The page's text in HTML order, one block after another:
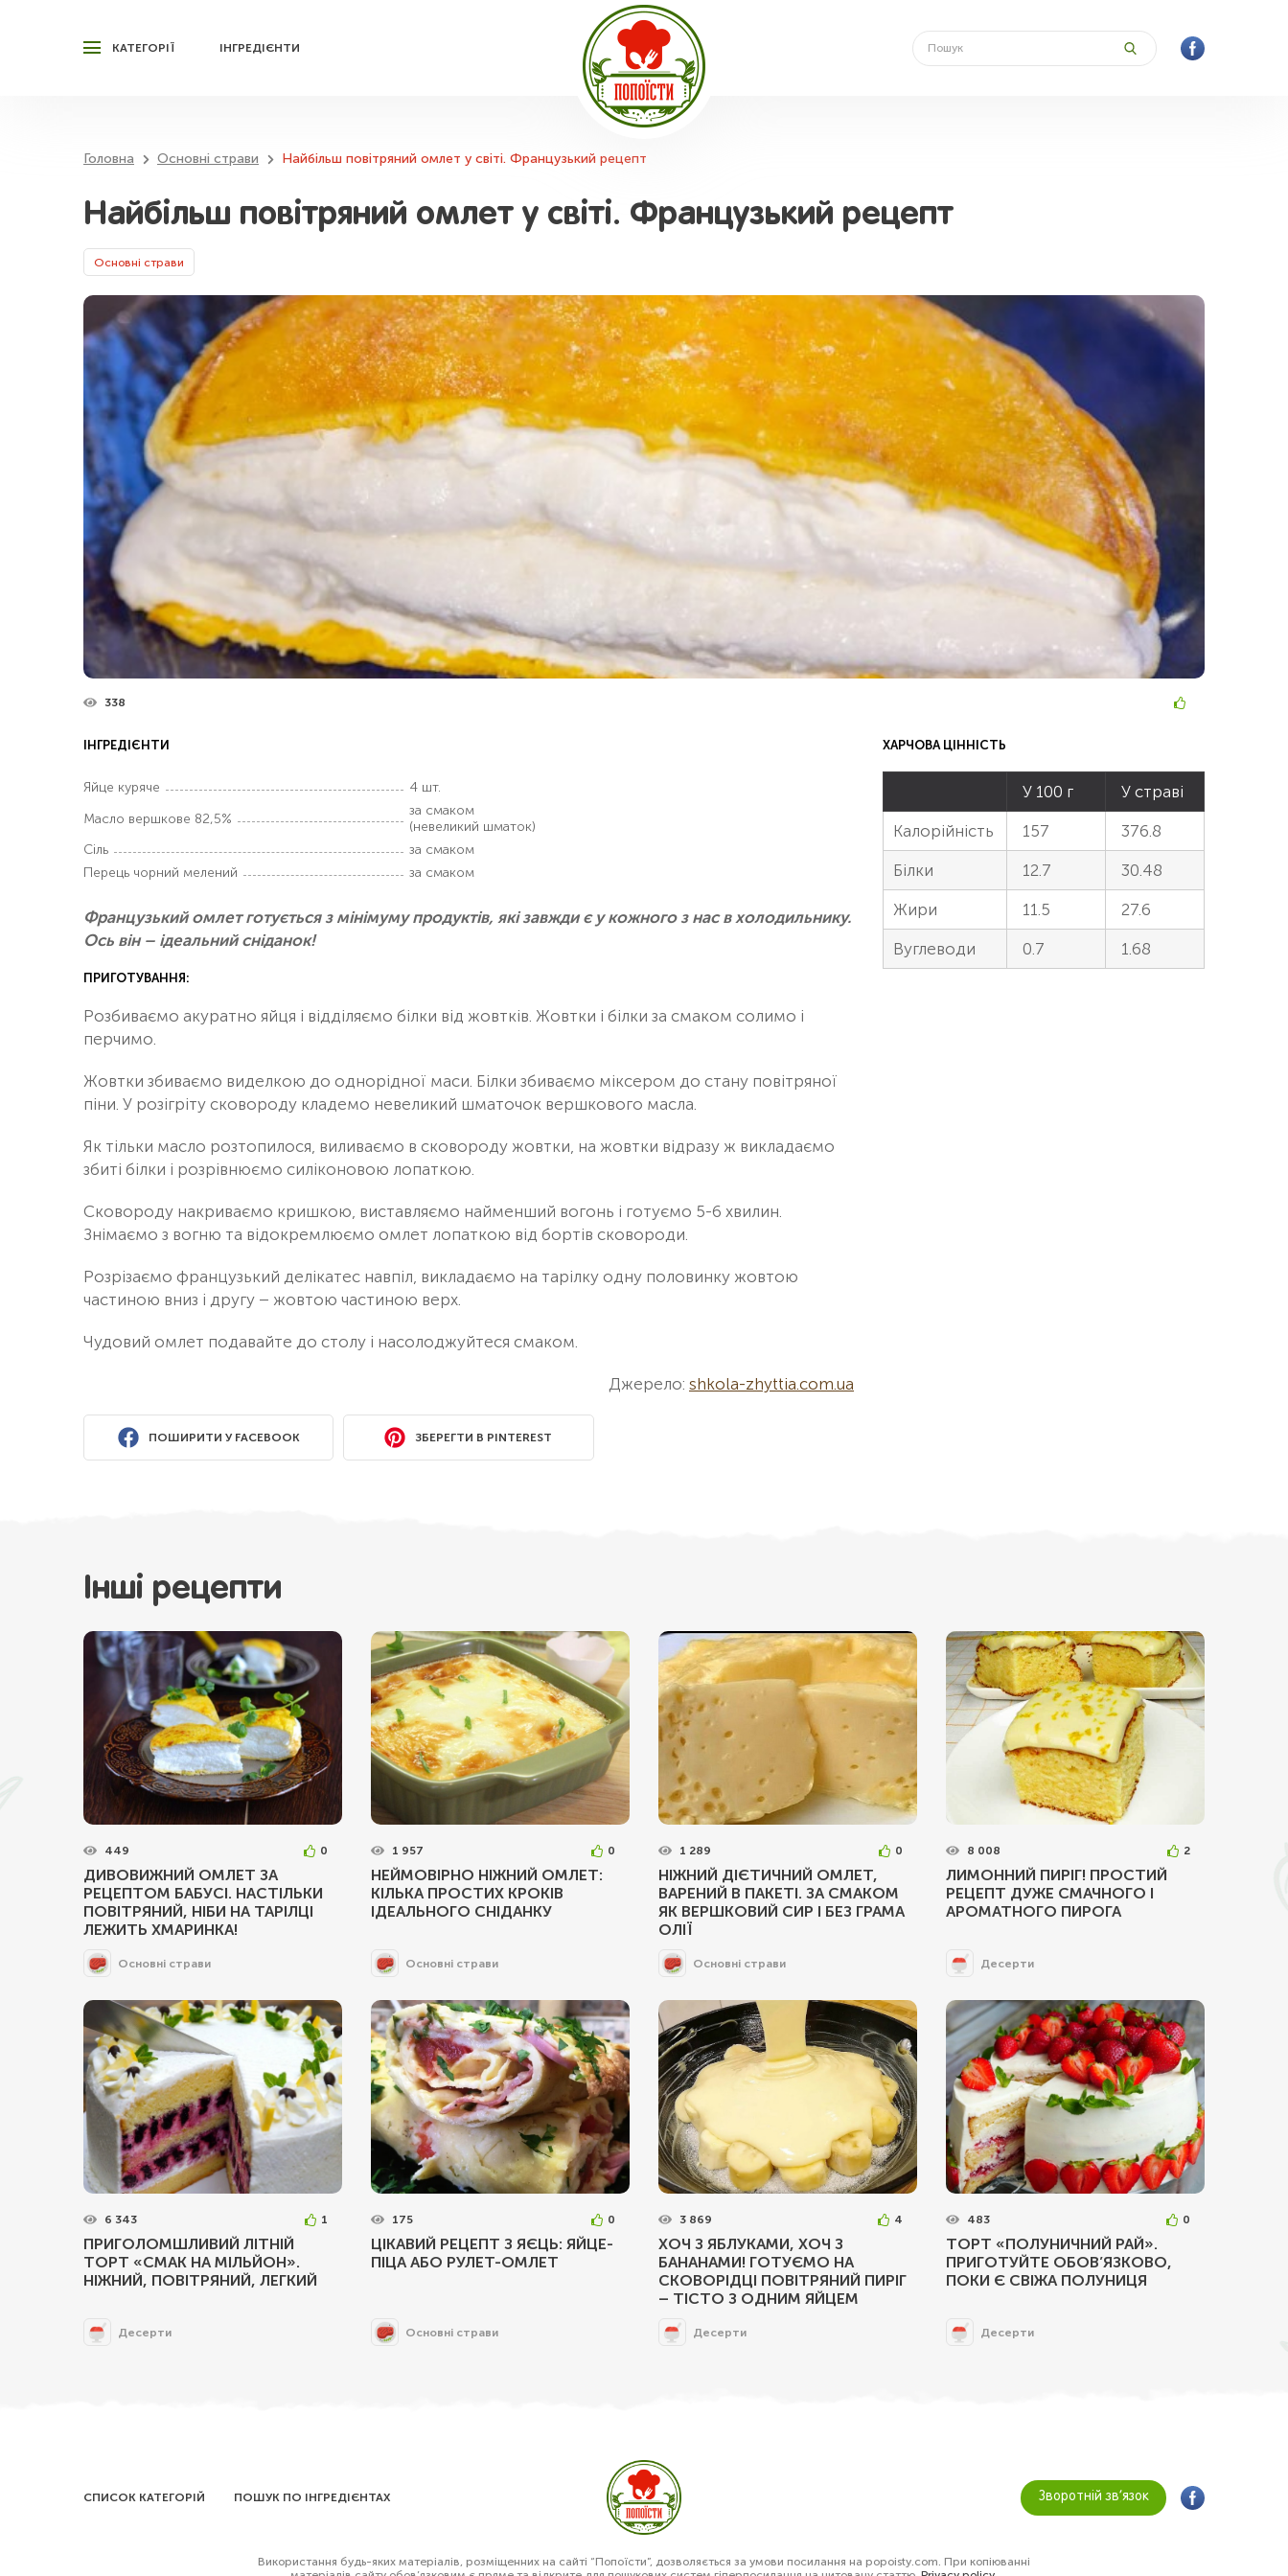
КАТЕГОРІЇ ІНГРЕДІЄНТИ
Головна Основні страви Найбільш повітряний омлет у світі. Французький рецепт
Найбільш повітряний омлет у світі. Французький рецепт
Основні страви
338
ІНГРЕДІЄНТИ
Яйце куряче
4 шт.
Масло вершкове 82,5%
за смаком
(невеликий шматок)
Сіль
за смаком
Перець чорний мелений
за смаком
Французький омлет готується з мінімуму продуктів, які завжди є у кожного з нас в холодильнику.
Ось він – ідеальний сніданок!
ПРИГОТУВАННЯ:
Розбиваємо акуратно яйця і відділяємо білки від жовтків. Жовтки і білки за смаком солимо і
перчимо.
Жовтки збиваємо виделкою до однорідної маси. Білки збиваємо міксером до стану повітряної
піни. У розігріту сковороду кладемо невеликий шматочок вершкового масла.
Як тільки масло розтопилося, виливаємо в сковороду жовтки, на жовтки відразу ж викладаємо
збиті білки і розрівнюємо силіконовою лопаткою.
Сковороду накриваємо кришкою, виставляємо найменший вогонь і готуємо 5-6 хвилин.
Знімаємо з вогню та відокремлюємо омлет лопаткою від бортів сковороди.
Розрізаємо французький делікатес навпіл, викладаємо на тарілку одну половинку жовтою
частиною вниз і другу – жовтою частиною верх.
Чудовий омлет подавайте до столу і насолоджуйтеся смаком.
Джерело: shkola-zhyttia.com.ua
ПОШИРИТИ У FACEBOOK ЗБЕРЕГТИ В PINTEREST
ХАРЧОВА ЦІННІСТЬ
У 100 г У страві
Калорійність 157 376.8
Білки 12.7 30.48
Жири 11.5 27.6
Вуглеводи 0.7 1.68
Інші рецепти
449 0
ДИВОВИЖНИЙ ОМЛЕТ ЗА
РЕЦЕПТОМ БАБУСІ. НАСТІЛЬКИ
ПОВІТРЯНИЙ, НІБИ НА ТАРІЛЦІ
ЛЕЖИТЬ ХМАРИНКА!
Основні страви
1 957 0
НЕЙМОВІРНО НІЖНИЙ ОМЛЕТ:
КІЛЬКА ПРОСТИХ КРОКІВ
ІДЕАЛЬНОГО СНІДАНКУ
Основні страви
1 289 0
НІЖНИЙ ДІЄТИЧНИЙ ОМЛЕТ,
ВАРЕНИЙ В ПАКЕТІ. ЗА СМАКОМ
ЯК ВЕРШКОВИЙ СИР І БЕЗ ГРАМА
ОЛІЇ
Основні страви
8 008 2
ЛИМОННИЙ ПИРІГ! ПРОСТИЙ
РЕЦЕПТ ДУЖЕ СМАЧНОГО І
АРОМАТНОГО ПИРОГА
Десерти
6 343 1
ПРИГОЛОМШЛИВИЙ ЛІТНІЙ
ТОРТ «СМАК НА МІЛЬЙОН».
НІЖНИЙ, ПОВІТРЯНИЙ, ЛЕГКИЙ
Десерти
175 0
ЦІКАВИЙ РЕЦЕПТ З ЯЄЦЬ: ЯЙЦЕ-
ПІЦА АБО РУЛЕТ-ОМЛЕТ
Основні страви
3 869 4
ХОЧ З ЯБЛУКАМИ, ХОЧ З
БАНАНАМИ! ГОТУЄМО НА
СКОВОРІДЦІ ПОВІТРЯНИЙ ПИРІГ
– ТІСТО З ОДНИМ ЯЙЦЕМ
Десерти
483 0
ТОРТ «ПОЛУНИЧНИЙ РАЙ».
ПРИГОТУЙТЕ ОБОВ’ЯЗКОВО,
ПОКИ Є СВІЖА ПОЛУНИЦЯ
Десерти
СПИСОК КАТЕГОРІЙ ПОШУК ПО ІНГРЕДІЄНТАХ Зворотній зв’язок
Використання будь-яких матеріалів, розміщенних на сайті “Попоїсти”, дозволяється за умови посилання на popoisty.com. При копіюванні